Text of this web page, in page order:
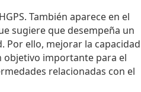
También aparece en el
sugiere que desempeña un
Por ello, mejorar la capacidad
objetivo importante para el
relacionadas con el